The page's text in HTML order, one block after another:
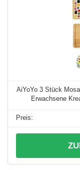
AiYoYo 3 Stück
Erwachsene